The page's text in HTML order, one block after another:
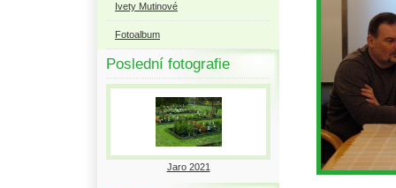
Ivety Mutinové
Fotoalbum
Poslední fotografie
Jaro 2021